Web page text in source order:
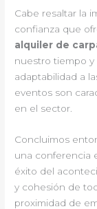
Cabe resaltar la
confianza que
alquiler de
nuestro tiempo y
adaptabilidad a
eventos son
en el sector.
Concluimos
una conferencia
éxito del
y cohesión de
proximidad de